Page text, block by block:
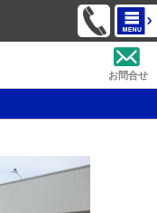
お問合せ